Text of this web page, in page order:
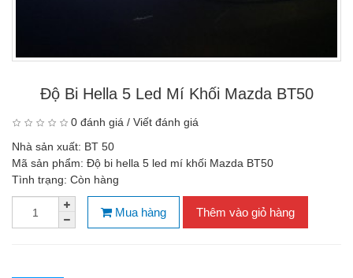
Độ Bi Hella 5 Led Mí Khối Mazda BT50
0 đánh giá / Viết đánh giá
Nhà sản xuất: BT 50
Mã sản phẩm: Độ bi hella 5 led mí khối Mazda BT50
Tình trạng: Còn hàng
Mua hàng Thêm vào giỏ hàng